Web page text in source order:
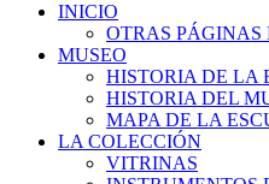
INICIO
OTRAS PÁGINAS
MUSEO
HISTORIA DE LA
HISTORIA DEL
MAPA DE LA
LA COLECCIÓN
VITRINAS